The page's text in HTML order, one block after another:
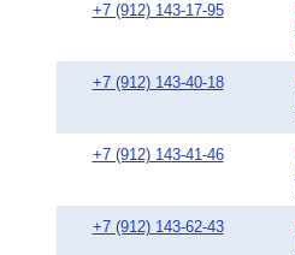
+7 (912) 143-17-95
+7 (912) 143-40-18
+7 (912) 143-41-46
+7 (912) 143-62-43